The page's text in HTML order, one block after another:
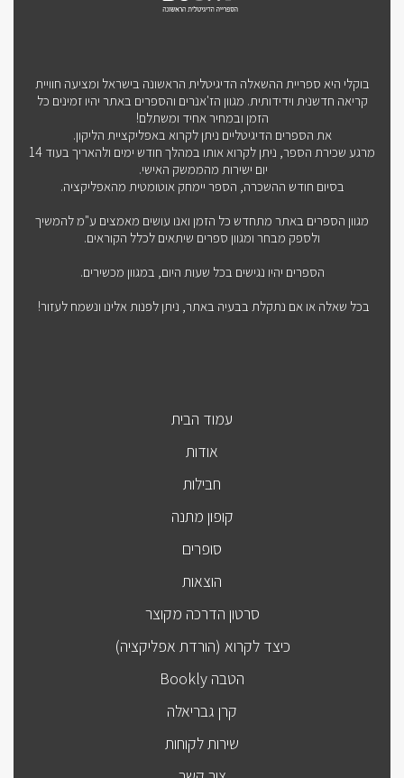
בוקלי היא ספריית ההשאלה הדיגיטלית הראשונה בישראל ומציעה חוויית
קריאה חדשנית וידידותית. מגוון הז'אנרים והספרים באתר יהיו זמינים כל
הזמן ובמחיר אחיד ומשתלם!
את הספרים הדיגיטליים ניתן לקרוא באפליקציית הליקון.
מרגע שכירת הספר, ניתן לקרוא אותו במהלך חודש ימים ולהאריך בעוד 14
יום ישירות מהממשק האישי.
בסיום חודש ההשכרה, הספר יימחק אוטומטית מהאפליקציה.
מגוון הספרים באתר מתחדש כל הזמן ואנו עושים מאמצים ע"מ להמשיך
ולספק מבחר ומגוון ספרים שיתאים לכלל הקוראים.
הספרים יהיו נגישים בכל שעות היום, במגוון מכשירים.
בכל שאלה או אם נתקלת בבעיה באתר, ניתן לפנות אלינו ונשמח לעזור!
עמוד הבית
אודות
חבילות
קופון מתנה
סופרים
הוצאות
סרטון הדרכה מקוצר
כיצד לקרוא (הורדת אפליקציה)
הטבה Bookly
קרן גבריאלה
שירות לקוחות